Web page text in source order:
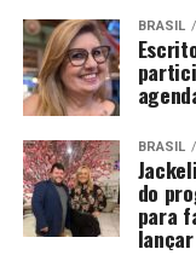
BRASIL
BRASIL
do
para